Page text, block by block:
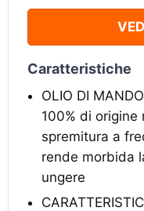
Caratteristiche
OLIO DI
100% di
spremitura a
rende morbida
ungere